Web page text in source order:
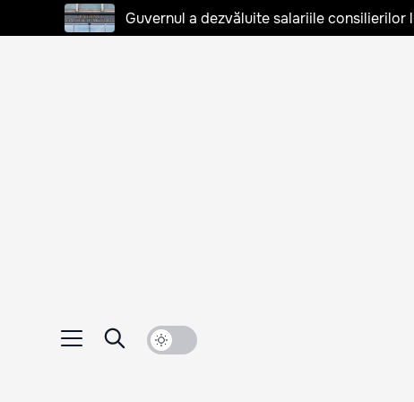
Guvernul a dezvăluite salariile consilierilor